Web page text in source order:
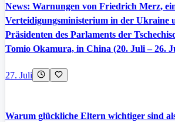
News: Warnungen von Friedrich Merz,
Verteidigungsministerium in der Ukraine
Präsidenten des Parlaments der
Tomio Okamura, in China (20. Juli – 26.
27. Juli
Warum glückliche Eltern wichtiger sind